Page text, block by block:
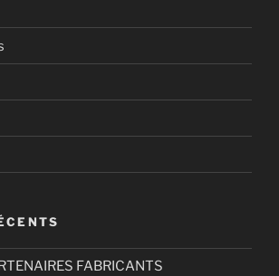
FABRICANTS